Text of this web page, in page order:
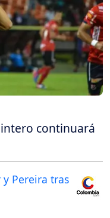
continuará